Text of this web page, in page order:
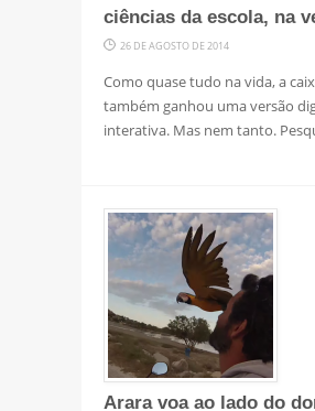
ciências da escola, na
26 DE AGOSTO DE 2014
Como quase tudo na vida, a
também ganhou uma versão
interativa. Mas nem tanto.
Arara voa ao lado do